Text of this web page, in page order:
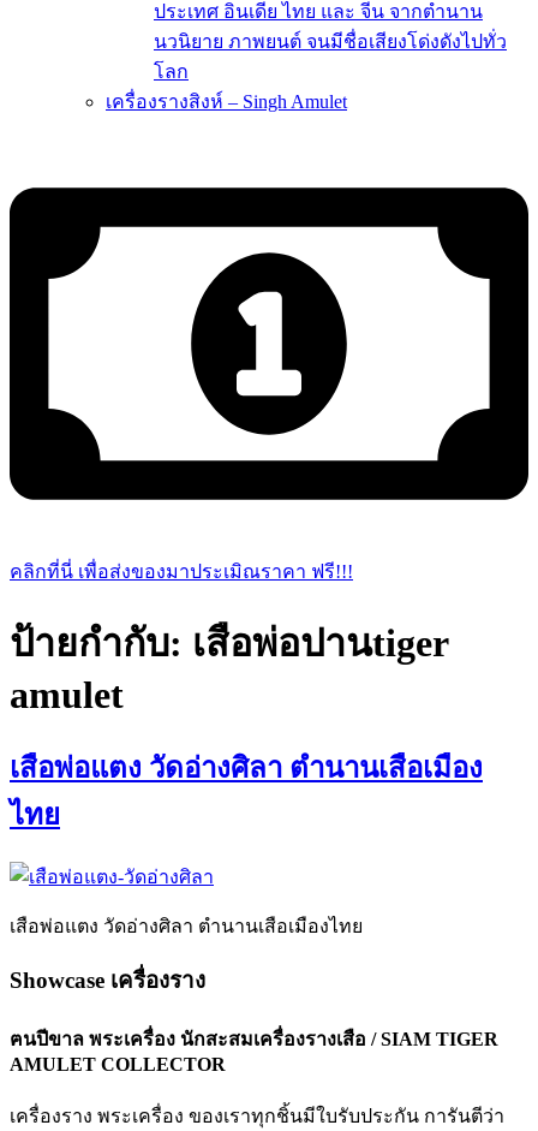
ประเทศ อินเดีย ไทย และ จีน จากตำนาน
นวนิยาย ภาพยนต์ จนมีชื่อเสียงโด่งดังไปทั่ว
โลก
เครื่องรางสิงห์ – Singh Amulet
คลิกที่นี่ เพื่อส่งของมาประเมิณราคา ฟรี!!!
ป้ายกำกับ: เสือพ่อปานtiger
amulet
เสือพ่อแตง วัดอ่างศิลา ตำนานเสือเมือง
ไทย
เสือพ่อแตง วัดอ่างศิลา ตำนานเสือเมืองไทย
Showcase เครื่องราง
ฅนปีขาล พระเครื่อง นักสะสมเครื่องรางเสือ / SIAM TIGER
AMULET COLLECTOR
เครื่องราง พระเครื่อง ของเราทุกชิ้นมีใบรับประกัน การันตีว่า